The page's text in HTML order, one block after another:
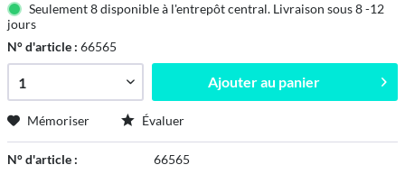
Seulement 8 disponible à l'entrepôt central. Livraison sous 8 -12
jours
N° d'article : 66565
Ajouter au panier
Mémoriser Évaluer
N° d'article : 66565